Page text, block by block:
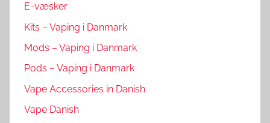
E-væsker
Kits – Vaping i Danmark
Mods – Vaping i Danmark
Pods – Vaping i Danmark
Vape Accessories in Danish
Vape Danish